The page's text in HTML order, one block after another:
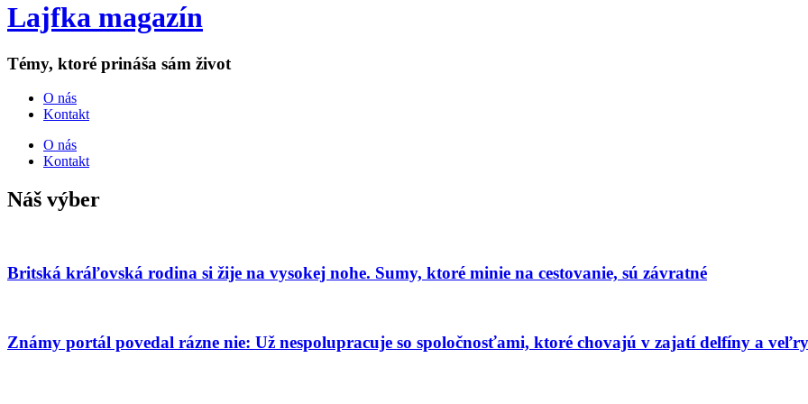
Lajfka magazín
Témy, ktoré prináša sám život
O nás
Kontakt
O nás
Kontakt
Náš výber
Britská kráľovská rodina si žije na vysokej nohe. Sumy, ktoré minie na cestovanie, sú závratné
Známy portál povedal rázne nie: Už nespolupracuje so spoločnosťami, ktoré chovajú v zajatí delfíny a